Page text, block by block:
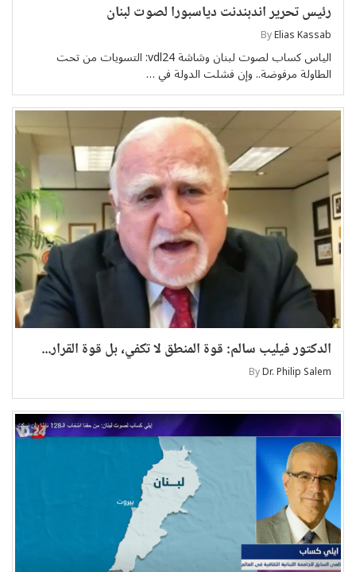
رئيس تحرير اندبندنت دياسبورا لصوت لبنان
ByElias Kassab
الياس كساب لصوت لبنان وشاشة vdl24: التسويات من تحت
الطاولة مرفوضة.. وإن فشلت الدولة في …
الدكتور فيليب سالم: قوة المنطق لا تكفي، بل قوة القرار...
ByDr. Philip Salem